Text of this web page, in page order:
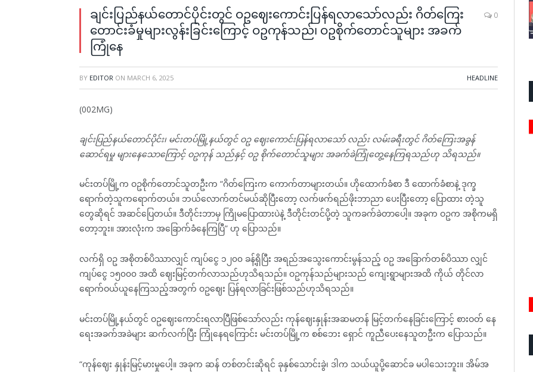
ချင်းပြည်နယ်တောင်ပိုင်းတွင် ဝဥဈေးကောင်းပြန်ရလာသော်လည်း ဂိတ်ကြေး
တောင်းခံမှုများလွန်းခြင်းကြောင့် ဝဥကုန်သည်၊ ဝဥစိုက်တောင်သူများ အခက်
ကြုံနေ
0
BY EDITOR ON MARCH 6, 2025 HEADLINE
(002MG)
ချင်းပြည်နယ်တောင်ပိုင်း၊ မင်းတပ်မြို့နယ်တွင် ဝဥ ဈေးကောင်းပြန်ရလာသော် လည်း လမ်းခရီးတွင် ဂိတ်ကြေးအခွန်
ဆောင်ရမှု များနေသောကြောင့် ဝဥကုန် သည်နှင့် ဝဥ စိုက်တောင်သူများ အခက်ခဲကြုံတွေ့နေကြရသည်ဟု သိရသည်။
မင်းတပ်မြို့က ဝဥစိုက်တောင်သူတဦးက “ဂိတ်ကြေးက ကောက်တာများတယ်။ ဟိုထောက်ခံစာ ဒီ ထောက်ခံစာနဲ့ ဒုက္ခ
ရောက်တဲ့သူကရောက်တယ်။ ဘယ်လောက်တင်မယ်ဆိုပြီးတော့ လက်ဖက်ရည်ဖိုးဘာညာ ပေးပြီးတော့ ပြောထား တဲ့သူ
တွေဆိုရင် အဆင်ပြေတယ်။ ဒီတိုင်းဘာမှ ကြိုမပြောထားပဲနဲ့ ဒီတိုင်းတင်ပို့တဲ့ သူကခက်ခဲတာပေါ့။ အခုက ဝဥက အစိုကမရှိ
တော့ဘူး။ အားလုံးက အခြောက်ခံနေကြပြီ” ဟု ပြောသည်။
လက်ရှိ ဝဥ အစိုတစ်ပိဿာလျှင် ကျပ်ငွေ ၁၂၀၀ ခန့်ရှိပြီး အရည်အသွေးကောင်းမွန်သည့် ဝဥ အခြောက်တစ်ပိဿာ လျှင်
ကျပ်ငွေ ၁၅၀၀၀ အထိ ဈေးမြင့်တက်လာသည်ဟုသိရသည်။ ဝဥကုန်သည်များသည် ကျေးရွာများအထိ ကိုယ် တိုင်လာ
ရောက်ဝယ်ယူနေကြသည့်အတွက် ဝဥဈေး ပြန်ရလာခြင်းဖြစ်သည်ဟုသိရသည်။
မင်းတပ်မြို့နယ်တွင် ဝဥဈေးကောင်းရလာပြီဖြစ်သော်လည်း ကုန်ဈေးနှုန်းအဆမတန် မြင့်တက်နေခြင်းကြောင့် စားဝတ် နေ
ရေးအခက်အခဲများ ဆက်လက်ပြီး ကြုံနေရကြောင်း မင်းတပ်မြို့က စစ်ဘေး ရှောင် ကူညီပေးနေသူတဦးက ပြောသည်။
“ကုန်ဈေး နှုန်းမြင့်မားမှုပေါ့။ အခုက ဆန် တစ်တင်းဆိုရင် ခုနှစ်သောင်းခွဲ၊ ဒါက သယ်ယူပို့ဆောင်ခ မပါသေးဘူး။ အိမ်အ